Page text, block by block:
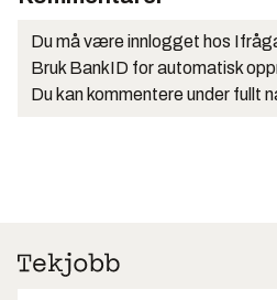
Du må være innlogget hos
Bruk BankID for automatisk
Du kan kommentere under fullt